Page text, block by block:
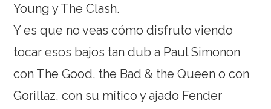
Young y The Clash.
Y es que no veas cómo disfruto viendo
tocar esos bajos tan dub a Paul Simonon
con The Good, the Bad & the Queen o con
Gorillaz, con su mítico y ajado Fender